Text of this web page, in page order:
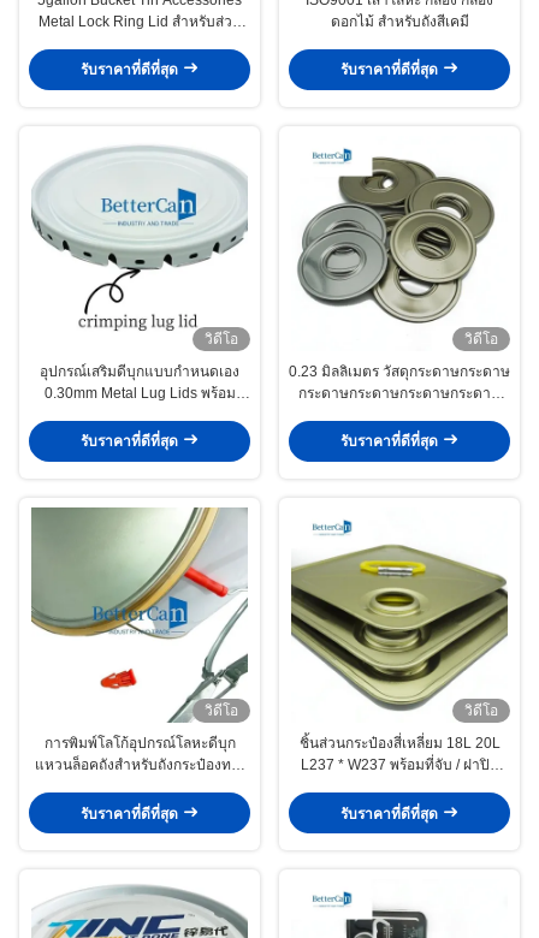
Metal Lock Ring Lid สําหรับส่วน
รับราคาที่ดีที่สุด
ดอกไม้ สําหรับถังสีเคมี
รับราคาที่ดีที่สุด
วิดีโอ
อุปกรณ์เสริมดีบุกแบบกำหนดเอง
0.30mm Metal Lug Lids พร้อม
รับราคาที่ดีที่สุด
วิดีโอ
0.23 มิลลิเมตร วัสดุกระดาษกระดาษ
กระดาษกระดาษกระดาษกระดาษ
กระดาษกระดาษกระดาษกระดาษ
กระดาษกระดาษกระดาษกระดาษ
กระดาษกระดาษกระดาษ
รับราคาที่ดีที่สุด
วิดีโอ
การพิมพ์โลโก้อุปกรณ์โลหะดีบุก
แหวนล็อคถังสำหรับถังกระป๋องทรง
รับราคาที่ดีที่สุด
วิดีโอ
ชิ้นส่วนกระป๋องสี่เหลี่ยม 18L 20L
L237 * W237 พร้อมที่จับ / ฝาปิด
รับราคาที่ดีที่สุด